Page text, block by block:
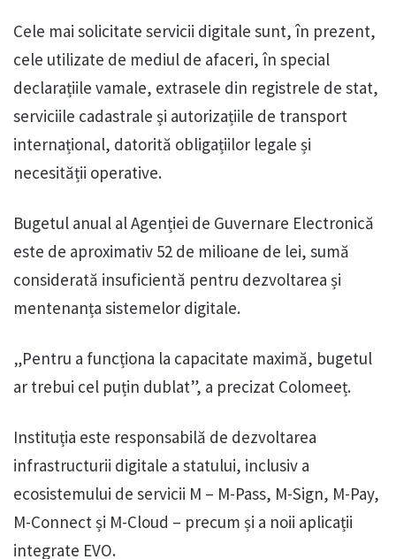
Cele mai solicitate servicii digitale sunt, în prezent,
cele utilizate de mediul de afaceri, în special
declarațiile vamale, extrasele din registrele de stat,
serviciile cadastrale și autorizațiile de transport
internațional, datorită obligațiilor legale și
necesității operative.
Bugetul anual al Agenției de Guvernare Electronică
este de aproximativ 52 de milioane de lei, sumă
considerată insuficientă pentru dezvoltarea și
mentenanța sistemelor digitale.
„Pentru a funcționa la capacitate maximă, bugetul
ar trebui cel puțin dublat”, a precizat Colomeeț.
Instituția este responsabilă de dezvoltarea
infrastructurii digitale a statului, inclusiv a
ecosistemului de servicii M – M-Pass, M-Sign, M-Pay,
M-Connect și M-Cloud – precum și a noii aplicații
integrate EVO.